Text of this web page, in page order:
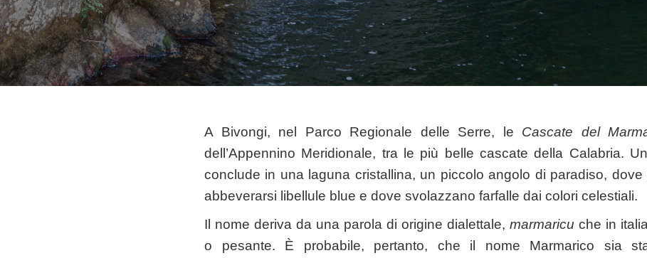
A Bivongi, nel Parco Regionale delle Serre, le Cascate del
dell’Appennino Meridionale, tra le più belle cascate della Calabria.
conclude in una laguna cristallina, un piccolo angolo di paradiso,
abbeverarsi libellule blue e dove svolazzano farfalle dai colori celestiali.
Il nome deriva da una parola di origine dialettale, marmaricu che in
o pesante. È probabile, pertanto, che il nome Marmarico sia